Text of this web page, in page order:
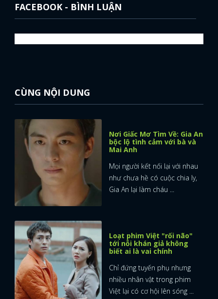
FACEBOOK - BÌNH LUẬN
CÙNG NỘI DUNG
Nơi Giấc Mơ Tìm Về: Gia An
bộc lộ tình cảm với bà và
Mai Anh
Mọi người kết nối lại với nhau
như chưa hề có cuộc chia ly,
Gia An lại làm cháu ...
Loạt phim Việt "rối não"
tới nỗi khán giả không
biết ai là vai chính
Chỉ đứng tuyến phụ nhưng
nhiều nhân vật trong phim
Việt lại có cơ hội lên sóng ...